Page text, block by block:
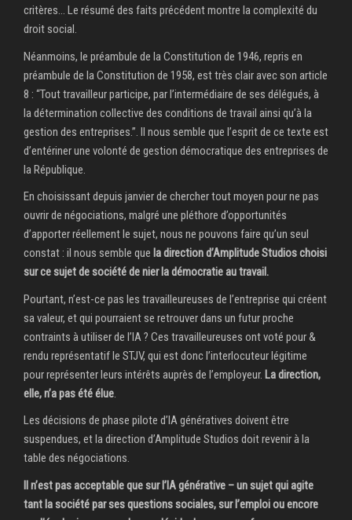
critères… Le résumé des faits précédent montre la complexité du
droit social.
Néanmoins, le préambule de la Constitution de 1946, repris en
préambule de la Constitution de 1958, est très clair avec son article
8 : “Tout travailleur participe, par l’intermédiaire de ses délégués, à
la détermination collective des conditions de travail ainsi qu’à la
gestion des entreprises.”. Il nous semble que l’esprit de ce texte est
d’entériner une volonté de gestion démocratique des entreprises de
la République.
En choisissant depuis janvier de chercher tout moyen pour ne pas
ouvrir de négociations, malgré une pléthore d’opportunités
d’apporter réellement le sujet, nous ne pouvons faire qu’un seul
constat : il nous semble que la direction d’Amplitude Studios choisi
sur ce sujet de société de nier la démocratie au travail.
Pourtant, n’est-ce pas les travailleureuses de l’entreprise qui créent
sa valeur, et qui pourraient se retrouver dans un futur proche
contraints à utiliser de l’IA ? Ces travailleureuses ont voté pour &
rendu représentatif le STJV, qui est donc l’interlocuteur légitime
pour représenter leurs intérêts auprès de l’employeur. La direction,
elle, n’a pas été élue.
Les décisions de phase pilote d’IA génératives doivent être
suspendues, et la direction d’Amplitude Studios doit revenir à la
table des négociations.
Il n’est pas acceptable que sur l’IA générative – un sujet qui agite
tant la société par ses questions sociales, sur l’emploi ou encore